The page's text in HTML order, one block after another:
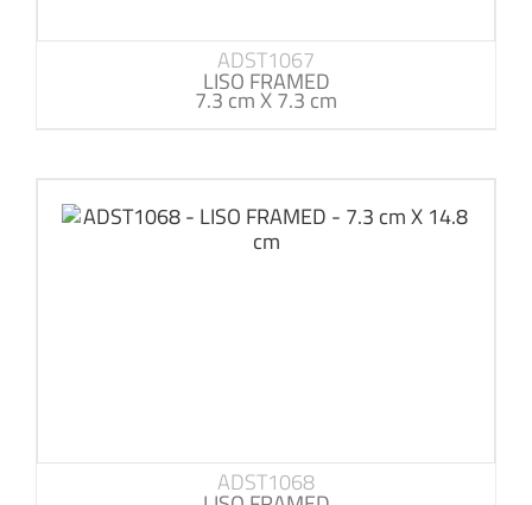
ADST1067
LISO FRAMED
7.3 cm X 7.3 cm
ADST1068